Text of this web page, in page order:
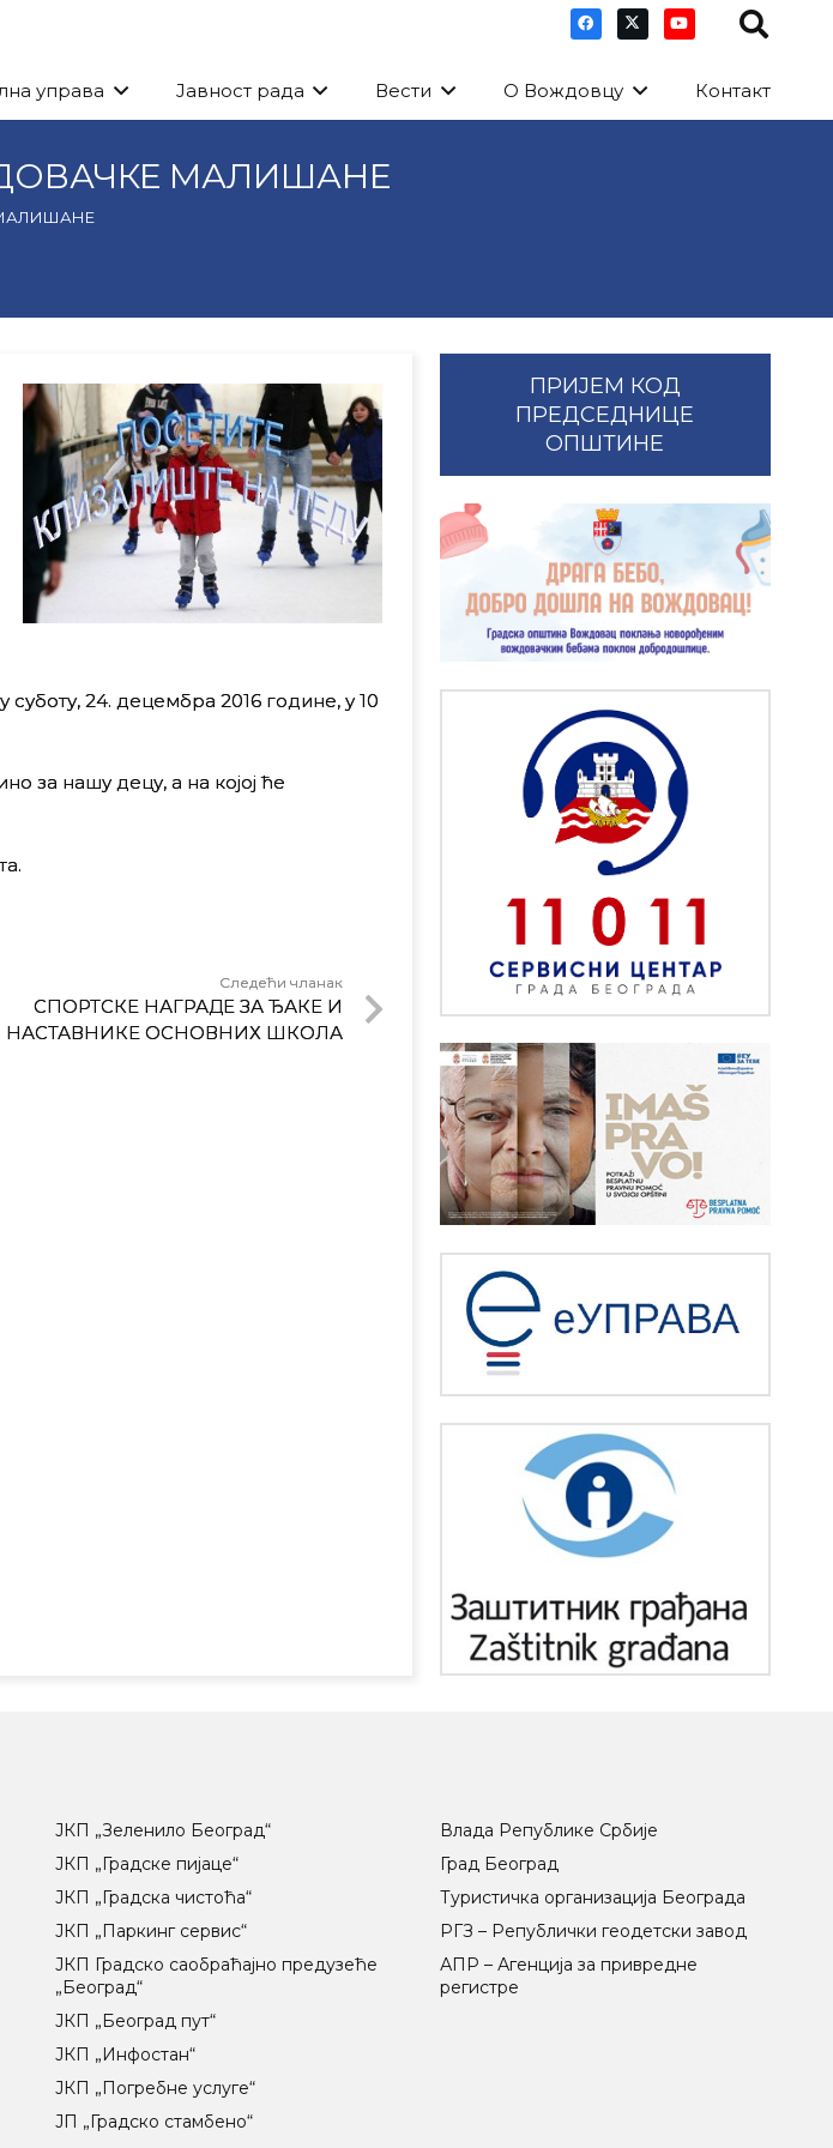
управа Јавност рада Вести О Вождовцу Контакт
МАЛИШАНЕ
24. децембра 2016 године, у 10
за нашу децу, а на којој ће
Следећи чланак
СПОРТСКЕ НАГРАДЕ ЗА ЂАКЕ И
НАСТАВНИКЕ ОСНОВНИХ ШКОЛА
ПРИЈЕМ КОД
ПРЕДСЕДНИЦЕ
ОПШТИНЕ
ЈКП „Зеленило Београд“
ЈКП „Градске пијаце“
ЈКП „Градска чистоћа“
ЈКП „Паркинг сервис“
ЈКП Градско саобраћајно предузеће
„Београд“
ЈКП „Београд пут“
ЈКП „Инфостан“
ЈКП „Погребне услуге“
ЈП „Градско стамбено“
Влада Републике Србије
Град Београд
Туристичка организација Београда
РГЗ – Републички геодетски завод
АПР – Агенција за привредне
регистре